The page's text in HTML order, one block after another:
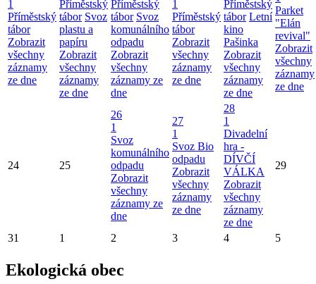
1
Příměstský
tábor
Zobrazit
všechny
záznamy
ze dne
Příměstský
tábor Svoz
plastu a
papíru
Zobrazit
všechny
záznamy
ze dne
Příměstský
tábor Svoz
komunálního
odpadu
Zobrazit
všechny
záznamy ze
dne
1
Příměstský
tábor
Zobrazit
všechny
záznamy
ze dne
Příměstský
tábor Letní
kino
Pašinka
Zobrazit
všechny
záznamy
ze dne
Parket
"Elán
revival"
Zobrazit
všechny
záznamy
ze dne
24 25
26
1
Svoz
komunálního
odpadu
Zobrazit
všechny
záznamy ze
dne
27
1
Svoz Bio
odpadu
Zobrazit
všechny
záznamy
ze dne
28
1
Divadelní
hra -
DÍVČÍ
VÁLKA
Zobrazit
všechny
záznamy
ze dne
29
31 1 2 3 4 5
Ekologická obec